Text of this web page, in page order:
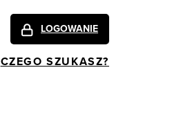
LOGOWANIE
CZEGO SZUKASZ?